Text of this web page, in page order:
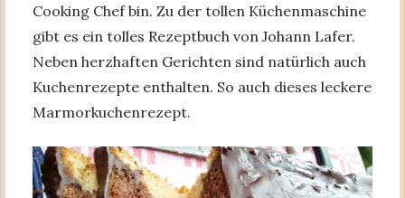
Cooking Chef bin. Zu der tollen Küchenmaschine
gibt es ein tolles Rezeptbuch von Johann Lafer.
Neben herzhaften Gerichten sind natürlich auch
Kuchenrezepte enthalten. So auch dieses leckere
Marmorkuchenrezept.